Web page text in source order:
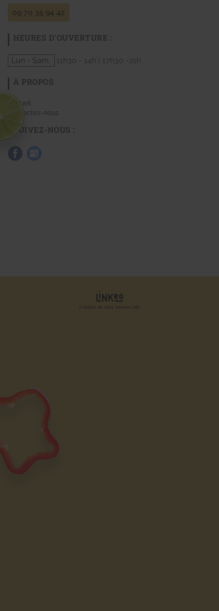
09 70 35 94 42
HEURES D'OUVERTURE :
Lun - Sam 11h30 - 14h | 17h30 -21h
À PROPOS
Accueil
Contactez-nous
SUIVEZ-NOUS :
Création de sites internet Lille